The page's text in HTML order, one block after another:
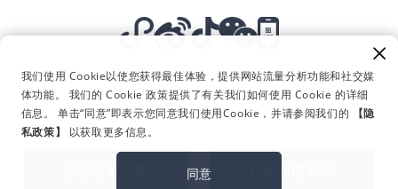
Copyright © 2023 浙江远程新能源商用车集团有限公司 版权所有
浙ICP备19039342号-1浙公网安备 33010802012674号
隐私条款
我们使用 Cookie以使您获得最佳体验，提供网站流量分析功能和社交媒
体功能。 我们的 Cookie 政策提供了有关我们如何使用 Cookie 的详细
信息。 单击“同意”即表示您同意我们使用Cookie，并请参阅我们的
【隐
私政策】
以获取更多信息。
同意